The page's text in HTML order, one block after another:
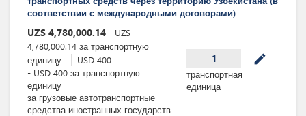
соответствии с международными договорами)
UZS 4,780,000.14 - UZS
4,780,000.14 за транспортную
единицу
USD 400
- USD 400 за транспортную
единицу
за грузовые автотранспортные
средства иностранных государств
1 mode_edit
транспортная
единица